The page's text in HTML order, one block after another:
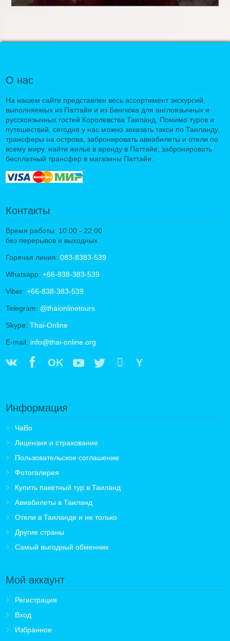
О нас
На нашем сайте представлен весь ассортимент экскурсий,
выполняемых из Паттайи и из Бангкока для англоязычных и
русскоязычных гостей Королевства Таиланд. Помимо туров и
путешествий, сегодня у нас можно заказать такси по Таиланду,
трансферы на острова, забронировать авиабилеты и отели по
всему миру, найти жилье в аренду в Паттайе, забронировать
бесплатный трансфер в магазины Паттайи.
Контакты
Время работы: 10:00 - 22:00
без перерывов и выходных
Горячая линия: 083-8383-539
Whatsapp: +66-838-383-539
Viber: +66-838-383-539
Telegram: @thaionlinetours
Skype: Thai-Online
E-mail: info@thai-online.org
OK Y
Информация
ЧаВо
Лицензия и страхование
Пользовательское соглашение
Фотогалерея
Купить пакетный тур в Таиланд
Авиабилеты в Таиланд
Отели в Таиланде и не только
Другие страны
Самый выгодный обменник
Мой аккаунт
Регистрация
Вход
Избранное